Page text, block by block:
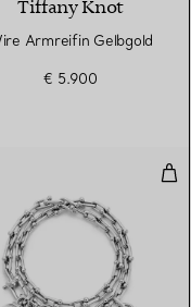
Tiffany Knot
Armreifin Gelbgold
€ 5.900
längliche